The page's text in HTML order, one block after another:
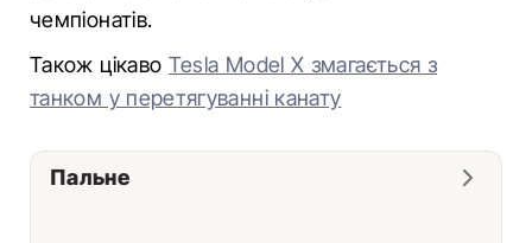
чемпіонатів.
Також цікаво Tesla Model X змагається з
танком у перетягуванні канату
Пальне